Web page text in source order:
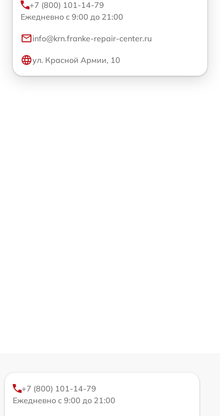
+7 (800) 101-14-79
Ежедневно с 9:00 до 21:00
info@krn.franke-repair-center.ru
ул. Красной Армии, 10
+7 (800) 101-14-79
Ежедневно с 9:00 до 21:00